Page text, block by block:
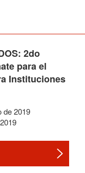
2do
para el
Instituciones
de2019
2019